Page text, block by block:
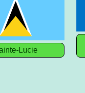
Lucie